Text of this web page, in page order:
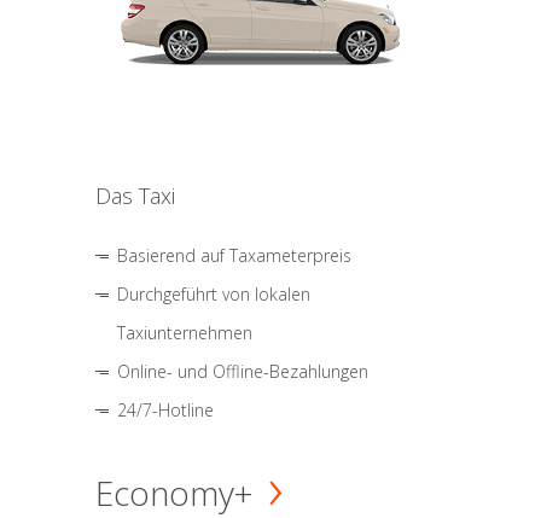
Das Taxi
Basierend auf Taxameterpreis
Durchgeführt von lokalen
Taxiunternehmen
Online- und Offline-Bezahlungen
24/7-Hotline
Economy+